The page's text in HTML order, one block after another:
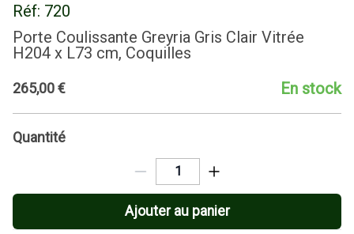
Réf: 720
Porte Coulissante Greyria Gris Clair Vitrée
H204 x L73 cm, Coquilles
265,00€ En stock
Quantité
Ajouter au panier